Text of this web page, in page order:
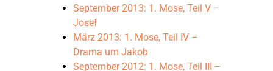
September 2013: 1. Mose, Teil V –
Josef
März 2013: 1. Mose, Teil IV –
Drama um Jakob
September 2012: 1. Mose, Teil III –